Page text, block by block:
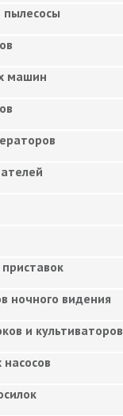
машин
ночного видения
и культиваторов